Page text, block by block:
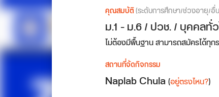
คุณสมบัติ(ระดับการศึกษา/ช่วงอายุ/อื่
ม.1 - ม.6 / ปวช. / บุคคลทั่
ไม่ต้องมีพื้นฐาน สามารถสมัครได้ทุก
สถานที่จัดกิจกรรม
Naplab Chula (อยู่ตรงไหน?)